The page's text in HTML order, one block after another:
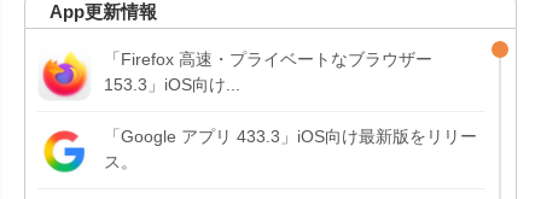
App更新情報
「Firefox 高速・プライベートなブラウザー
153.3」iOS向け...
「Google アプリ 433.3」iOS向け最新版をリリー
ス。